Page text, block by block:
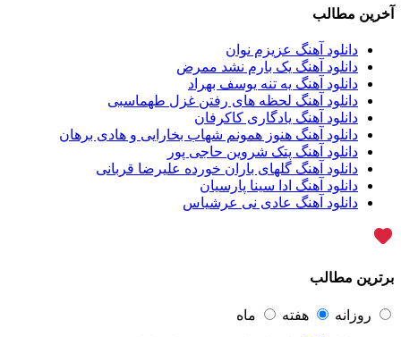
فریدون آسرایی
محسن ابراهیم زاده
سامان جلیلی
حجت اشرف زاده54
پازل بند54
بهنام علمشاهی54
امید جهان52
علی عبدالمالکی50
احسان خواجه امیری50
محمد علیزاده50
علیرضا قربانی46
محسن یاحقی46
ماکان بند45
عماد طالب زاده
مسعود صادقلو42
آخرین مطالب
دانلود آهنگ عزیزم نوان
دانلود آهنگ یک بارم نشد ممرض
دانلود آهنگ یه تنه یوسف بهراد
دانلود آهنگ لحظه های رفتن غزل طهماسبی
دانلود آهنگ یادگاری کاکرفان
دانلود آهنگ هنوز همونم شهاب بخارایی و هادی برهان
دانلود آهنگ پتک شروین حاجی پور
دانلود آهنگ گلهای باران خورده علیرضا قربانی
دانلود آهنگ ادا سینا پارسیان
دانلود آهنگ عادی نی عرشیاس
برترین مطالب
روزانه هفته ماه